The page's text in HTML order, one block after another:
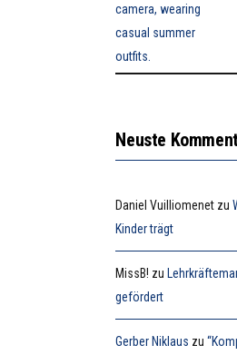
Neuste
Daniel Vuilliomenet zu
Kinder trägt
MissB! zu
gefördert
Gerber Niklaus zu